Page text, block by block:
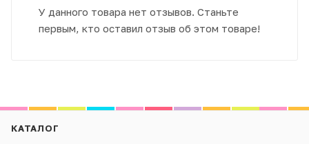
У данного товара нет отзывов. Станьте
первым, кто оставил отзыв об этом товаре!
КАТАЛОГ